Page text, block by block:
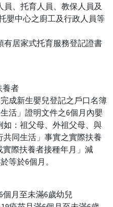
、托育人員、教保人員及
嬰中心之廚工及行政人員等
有居家式托育服務登記證書
養者
成新生嬰兒登記之戶口名簿
活」證明文件之6個月內嬰
如：祖父母、外祖父母、與
同生活」事實之實際扶養
際扶養者接種年月」減
等於6個月。
個月至未滿6歲幼兒